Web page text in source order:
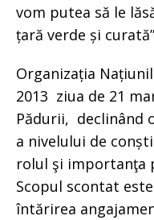
vom putea să le
țară verde și
Organizația
2013 ziua de 21
Pădurii, declinând
a nivelului de
rolul şi importanţa
Scopul scontat
întărirea